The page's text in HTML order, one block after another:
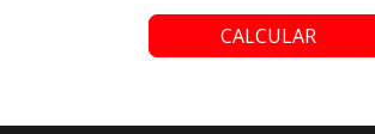
CALCULAR